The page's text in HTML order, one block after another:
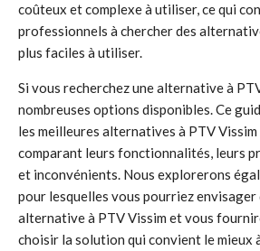
coûteux et complexe à utiliser, ce qui
professionnels à chercher des
plus faciles à utiliser.
Si vous recherchez une alternative à
nombreuses options disponibles. Ce
les meilleures alternatives à PTV Vissim
comparant leurs fonctionnalités, leurs
et inconvénients. Nous explorerons
pour lesquelles vous pourriez envisager
alternative à PTV Vissim et vous
choisir la solution qui convient le mieux